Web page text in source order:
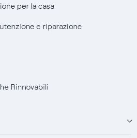
per la casa
e riparazione
Rinnovabili